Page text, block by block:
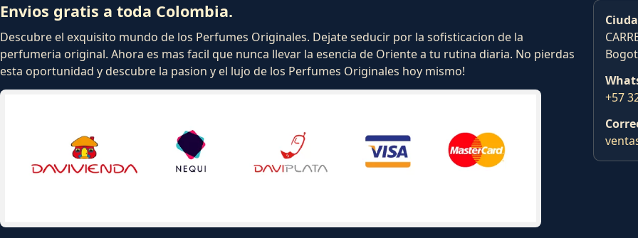
Envios gratis a toda Colombia.
Descubre el exquisito mundo de los Perfumes Originales. Dejate seducir por la sofisticacion de la
perfumeria original. Ahora es mas facil que nunca llevar la esencia de Oriente a tu rutina diaria. No pierdas
esta oportunidad y descubre la pasion y el lujo de los Perfumes Originales hoy mismo!
+57